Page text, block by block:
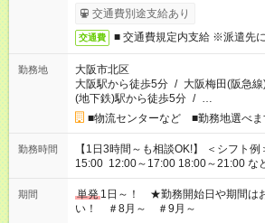
交通費別途支給あり
交通費 ■ 交通費規定内支給 ※派遣先
勤務地
大阪市北区
大阪駅から徒歩5分 / 大阪梅田(阪急
(地下鉄)駅から徒歩5分 / …
■物流センターなど ■勤務地選べま
勤務時間
【1日3時間～も相談OK!】 ＜シフト例＞ 9:00～12:00 10:00～
15:00 12:00～17:00 18:00～21:00 など こちら以外の時間帯
お気軽にご相談ください！
期間 単発 1日～！ ★勤務開始日や期間は
い！ ＃8月～ ＃9月～